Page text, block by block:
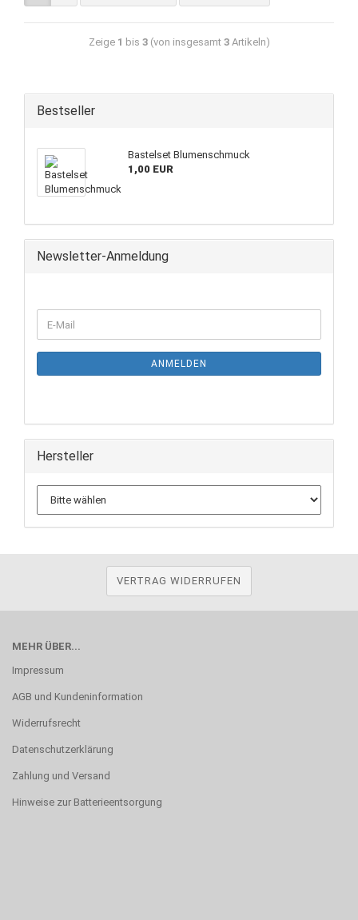
Zeige 1 bis 3(von insgesamt 3Artikeln)
Bestseller
Bastelset Blumenschmuck
1,00 EUR
Newsletter-Anmeldung
ANMELDEN
Hersteller
VERTRAG WIDERRUFEN
MEHR ÜBER...
Impressum
AGB und Kundeninformation
Widerrufsrecht
Datenschutzerklärung
Zahlung und Versand
Hinweise zur Batterieentsorgung